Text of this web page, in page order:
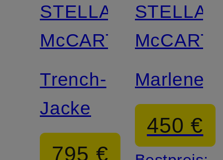
STELLA
McCARTNEY
Trench-
Jacke
795 €
STELLA
450 €